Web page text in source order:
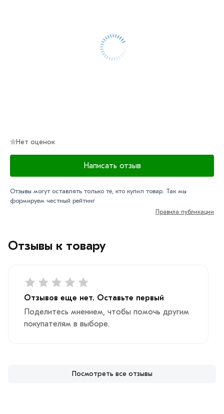
Отзывы к товару
Отзывов еще нет. Оставьте первый
Поделитесь мнением, чтобы помочь другим
покупателям в выборе.
Посмотреть все отзывы
Нет оценок
Написать отзыв
Отзывы могут оставлять только те, кто купил товар. Так мы
формируем честный рейтинг
Правила публикации